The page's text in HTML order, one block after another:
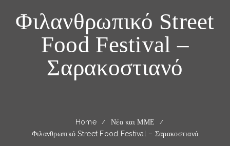
Φιλανθρωπικό Street
Food Festival –
Σαρακοστιανό
Home
Νέα και ΜΜΕ
Φιλανθρωπικό Street Food Festival – Σαρακοστιανό